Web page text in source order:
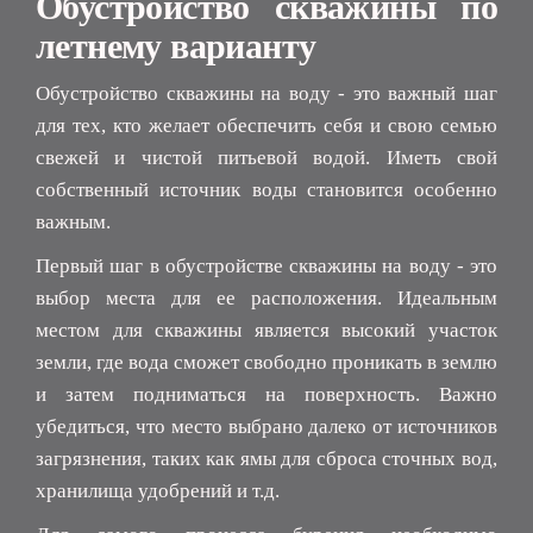
летнему варианту
Обустройство скважины на воду - это важный шаг
для тех, кто желает обеспечить себя и свою семью
свежей и чистой питьевой водой. Иметь свой
собственный источник воды становится особенно
важным.
Первый шаг в обустройстве скважины на воду - это
выбор места для ее расположения. Идеальным
местом для скважины является высокий участок
земли, где вода сможет свободно проникать в землю
и затем подниматься на поверхность. Важно
убедиться, что место выбрано далеко от источников
загрязнения, таких как ямы для сброса сточных вод,
хранилища удобрений и т.д.